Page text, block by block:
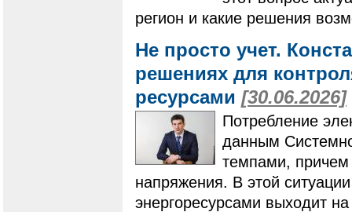
регион и какие решения
Не просто учет.
решениях для
ресурсами [30.06.2026]
Потребление
данным
темпами, причем
напряжения. В этой
энергоресурсами выходит